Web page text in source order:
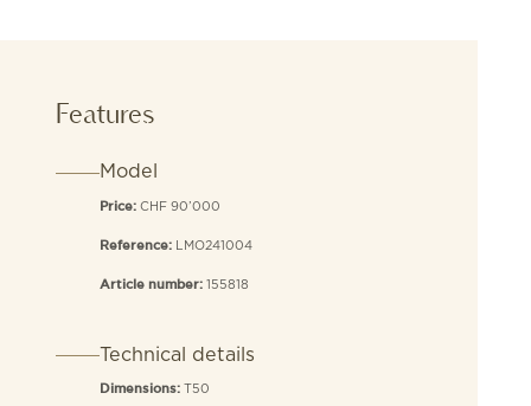
Features
Model
Price: CHF 90’000
Reference: LMO241004
Article number: 155818
Technical details
Dimensions: T50